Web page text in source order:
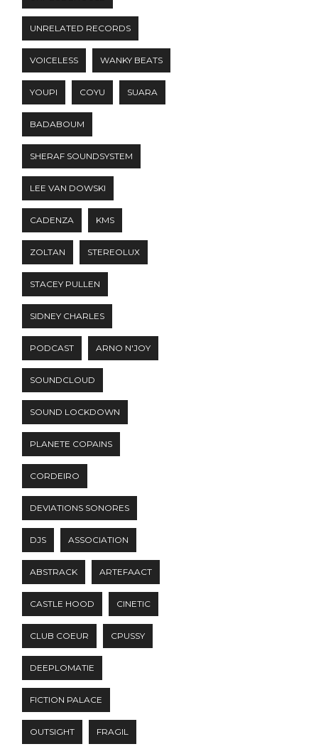
UNRELATED RECORDS
VOICELESS WANKY BEATS
YOUPI COYU SUARA
BADABOUM
SHERAF SOUNDSYSTEM
LEE VAN DOWSKI
CADENZA KMS
ZOLTAN STEREOLUX
STACEY PULLEN
SIDNEY CHARLES
PODCAST ARNO N'JOY
SOUNDCLOUD
SOUND LOCKDOWN
PLANETE COPAINS
CORDEIRO
DEVIATIONS SONORES
DJS ASSOCIATION
ABSTRACK ARTEFAACT
CASTLE HOOD CINETIC
CLUB COEUR CPUSSY
DEEPLOMATIE
FICTION PALACE
OUTSIGHT FRAGIL